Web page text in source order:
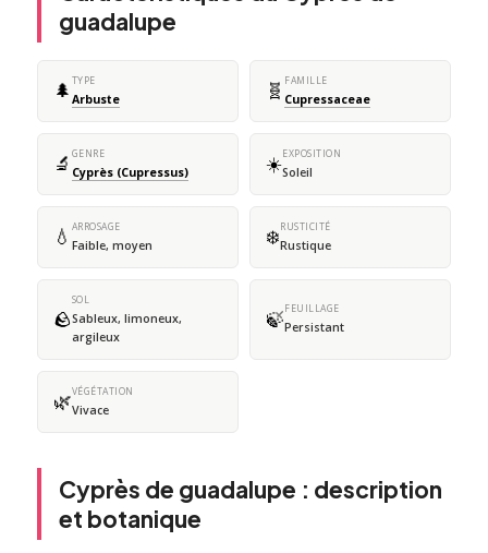
guadalupe
🌲 TYPE
Arbuste 🧬 FAMILLE
Cupressaceae
🔬 GENRE
Cyprès (Cupressus) ☀️EXPOSITION
Soleil
💧 ARROSAGE
Faible, moyen ❄️RUSTICITÉ
Rustique
🪨
SOL
Sableux, limoneux,
argileux
🍃FEUILLAGE
Persistant
🌿VÉGÉTATION
Vivace
Cyprès de guadalupe : description
et botanique